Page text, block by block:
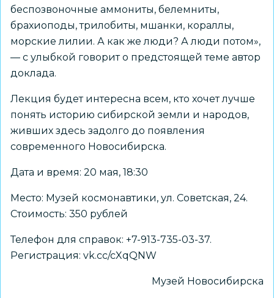
беспозвоночные аммониты, белемниты,
брахиоподы, трилобиты, мшанки, кораллы,
морские лилии. А как же люди? А люди потом»,
— с улыбкой говорит о предстоящей теме автор
доклада.
Лекция будет интересна всем, кто хочет лучше
понять историю сибирской земли и народов,
живших здесь задолго до появления
современного Новосибирска.
Дата и время: 20 мая, 18:30
Место: Музей космонавтики, ул. Советская, 24.
Стоимость: 350 рублей
Телефон для справок: +7-913-735-03-37.
Регистрация: vk.cc/cXqQNW
Музей Новосибирска